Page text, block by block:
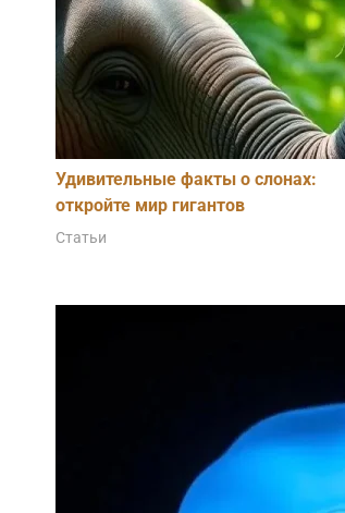
Удивительные факты о слонах:
откройте мир гигантов
Статьи